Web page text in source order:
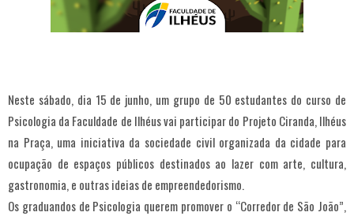
Neste sábado, dia 15 de junho, um grupo de 50 estudantes do curso de
Psicologia da Faculdade de Ilhéus vai participar do Projeto Ciranda, Ilhéus
na Praça, uma iniciativa da sociedade civil organizada da cidade para
ocupação de espaços públicos destinados ao lazer com arte, cultura,
gastronomia, e outras ideias de empreendedorismo.
Os graduandos de Psicologia querem promover o “Corredor de São João”,